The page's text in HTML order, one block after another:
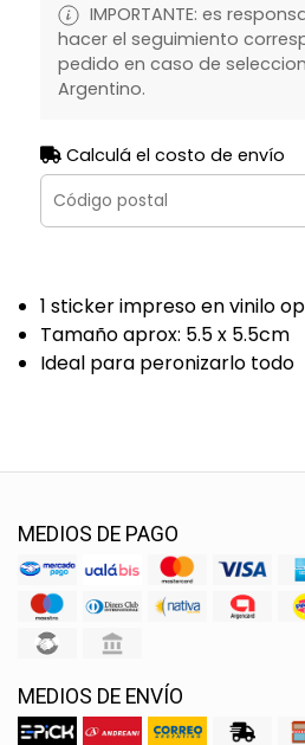
IMPORTANTE: es
hacer el seguimiento
pedido en caso de
Argentino.
Calculá el costo de envío
1 sticker impreso en vinilo
Tamaño aprox: 5.5 x 5.5cm
Ideal para peronizarlo todo
MEDIOS DE PAGO
MEDIOS DE ENVÍO